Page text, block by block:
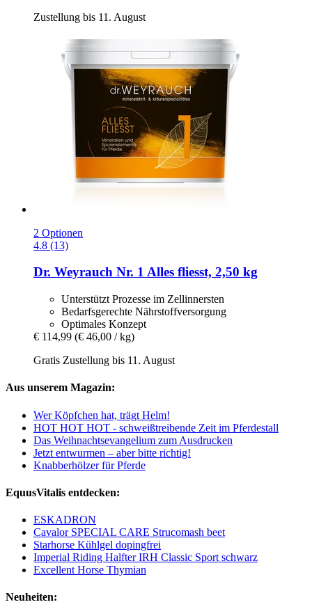
Zustellung bis 11. August
2 Optionen
4.8 (13)
Dr. Weyrauch Nr. 1 Alles fliesst, 2,50 kg
Unterstützt Prozesse im Zellinnersten
Bedarfsgerechte Nährstoffversorgung
Optimales Konzept
€ 114,99 (€ 46,00 / kg)
Gratis Zustellung bis 11. August
Aus unserem Magazin:
Wer Köpfchen hat, trägt Helm!
HOT HOT HOT - schweißtreibende Zeit im Pferdestall
Das Weihnachtsevangelium zum Ausdrucken
Jetzt entwurmen – aber bitte richtig!
Knabberhölzer für Pferde
EquusVitalis entdecken:
ESKADRON
Cavalor SPECIAL CARE Strucomash beet
Starhorse Kühlgel dopingfrei
Imperial Riding Halfter IRH Classic Sport schwarz
Excellent Horse Thymian
Neuheiten: